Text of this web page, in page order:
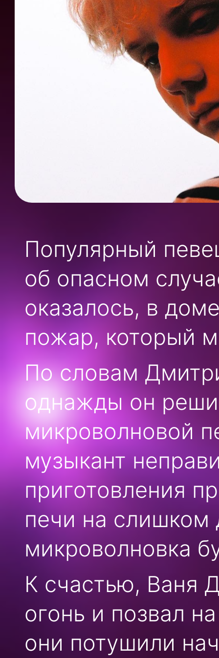
Популярный
об опасном
оказалось, в
пожар, который
По словам
однажды он
микроволновой
музыкант
приготовления
печи на слишком
микроволновка
К счастью, Ваня
огонь и позвал
они потушили